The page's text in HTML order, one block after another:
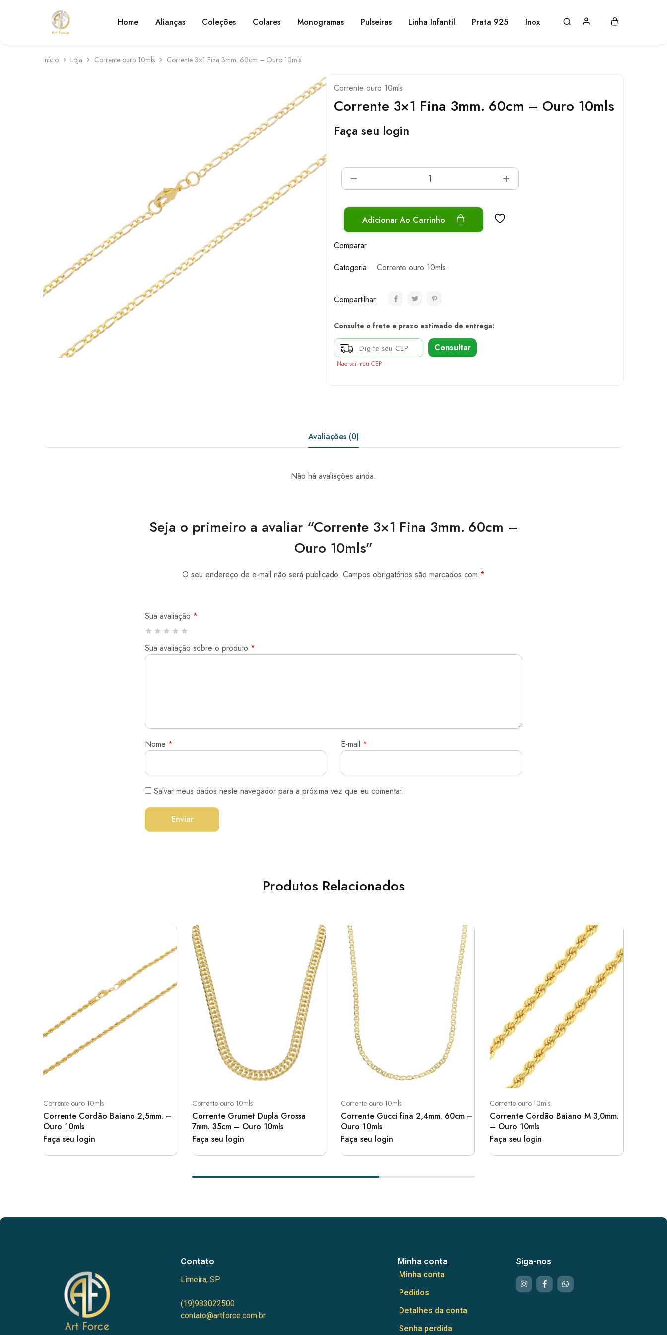
Art
Force
Semijoias
personalizadas
Home Alianças Coleções Colares Monogramas Pulseiras Linha Infantil Prata 925 Inox
Início Loja Corrente ouro 10mls Corrente 3×1 Fina 3mm. 60cm – Ouro 10mls
Corrente ouro 10mls
Corrente 3×1 Fina 3mm. 60cm – Ouro 10mls
Faça seu login
Adicionar Ao Carrinho
Comparar
Categoria:
Corrente ouro 10mls
Compartilhar:
Consulte o frete e prazo estimado de entrega:
Consultar
Não sei meu CEP
Avaliações (0)
Não há avaliações ainda.
Seja o primeiro a avaliar “Corrente 3×1 Fina 3mm. 60cm –
Ouro 10mls”
O seu endereço de e-mail não será publicado. Campos obrigatórios são marcados com *
Sua avaliação *
Sua avaliação sobre o produto *
Nome * E-mail *
Salvar meus dados neste navegador para a próxima vez que eu comentar.
Produtos Relacionados
Corrente ouro 10mls
Corrente Cordão Baiano 2,5mm. –
Ouro 10mls
Faça seu login
Corrente ouro 10mls
Corrente Grumet Dupla Grossa
7mm. 35cm – Ouro 10mls
Faça seu login
Corrente ouro 10mls
Corrente Gucci fina 2,4mm. 60cm –
Ouro 10mls
Faça seu login
Corrente ouro 10mls
Corrente Cordão Baiano M 3,0mm.
– Ouro 10mls
Faça seu login
Contato
Limeira, SP
(19)983022500
contato@artforce.com.br
Minha conta
Minha conta
Pedidos
Detalhes da conta
Senha perdida
Siga-nos